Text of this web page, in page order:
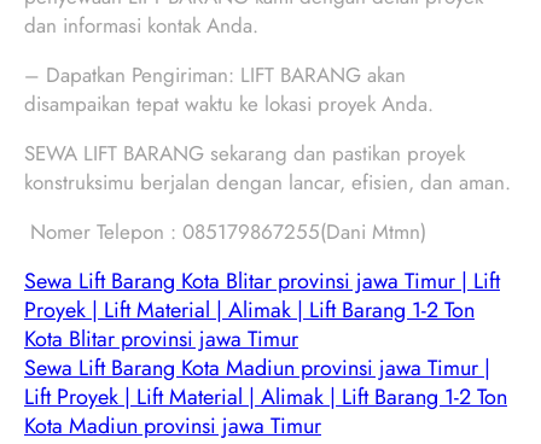
dan informasi kontak Anda.
– Dapatkan Pengiriman: LIFT BARANG akan
disampaikan tepat waktu ke lokasi proyek Anda.
SEWA LIFT BARANG sekarang dan pastikan proyek
konstruksimu berjalan dengan lancar, efisien, dan aman.
Nomer Telepon : 085179867255(Dani Mtmn)
Sewa Lift Barang Kota Blitar provinsi jawa Timur | Lift
Proyek | Lift Material | Alimak | Lift Barang 1-2 Ton
Kota Blitar provinsi jawa Timur
Sewa Lift Barang Kota Madiun provinsi jawa Timur |
Lift Proyek | Lift Material | Alimak | Lift Barang 1-2 Ton
Kota Madiun provinsi jawa Timur